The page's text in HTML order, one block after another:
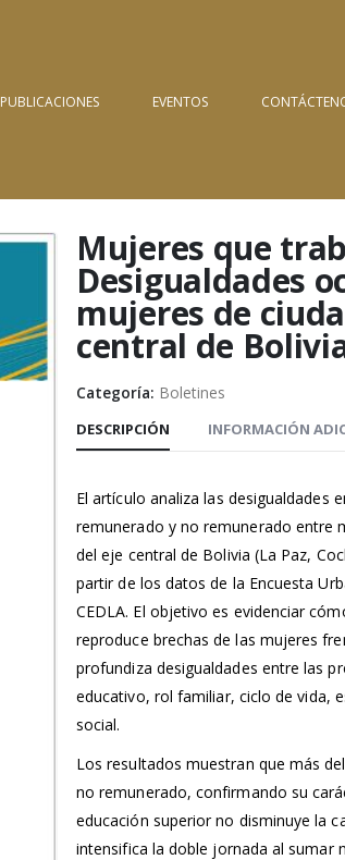
PUBLICACIONES EVENTOS
Mujeres que
Desigualdades
mujeres de
central de
Categoría: Boletines
DESCRIPCIÓN INFORMACIÓN
El artículo analiza las desigualdades
remunerado y no remunerado entre
del eje central de Bolivia (La Paz,
partir de los datos de la Encuesta
CEDLA. El objetivo es evidenciar
reproduce brechas de las mujeres
profundiza desigualdades entre las
educativo, rol familiar, ciclo de vida,
social.
Los resultados muestran que más
no remunerado, confirmando su
educación superior no disminuye la
intensifica la doble jornada al sumar